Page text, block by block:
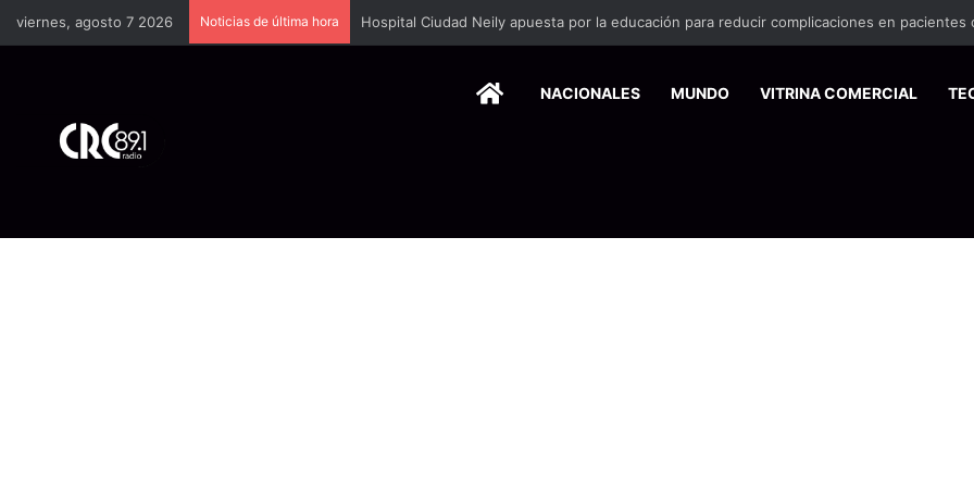
viernes, agosto 7 2026 Noticias de última hora
HOMENACIONALES MUNDO VITRINA COMERCIAL